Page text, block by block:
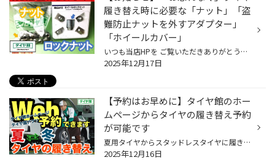
履き替え時に必要な「ナット」「盗
難防止ナットを外すアダプター」
「ホイールカバー」
いつも当店HPを ご覧いただきありがとうございます。 タイヤ館アプリダウンロードでお得にタイヤGET‼ ＼こちらから／ 【お知らせ】「お忘れなく」タイヤ履き替え時に必要な「ナット」「盗難防止ナットを外すアダプター」「ホイールカバー」 夏用タイヤからスタッドレスタイヤへの履き替えのお客様に...
2025年12月17日
【予約はお早めに】タイヤ館のホー
ムページからタイヤの履き替え予約
が可能です
夏用タイヤからスタッドレスタイヤに履き替えのシーズンです。 タイヤ館では、現在、履き替えのご予約がかなり入っており、すでに予約一杯になっている日もありますので予約はお早めに。 履き替えのご予約は、ご覧いただいてます「タイヤ館ホームページ（Web）」からタイヤの履き替え予約が可能です...
2025年12月16日